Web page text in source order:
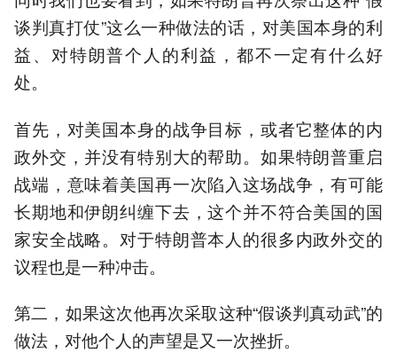
谈判真打仗”这么一种做法的话，对美国本身的利
益、对特朗普个人的利益，都不一定有什么好
处。
首先，对美国本身的战争目标，或者它整体的内
政外交，并没有特别大的帮助。如果特朗普重启
战端，意味着美国再一次陷入这场战争，有可能
长期地和伊朗纠缠下去，这个并不符合美国的国
家安全战略。对于特朗普本人的很多内政外交的
议程也是一种冲击。
第二，如果这次他再次采取这种“假谈判真动武”的
做法，对他个人的声望是又一次挫折。